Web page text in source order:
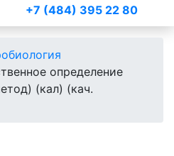
+7 (484) 395 22 80
определение
(кал) (кач.